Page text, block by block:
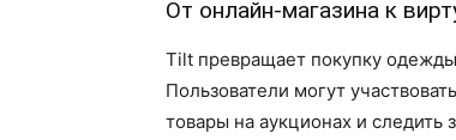
От онлайн-магазина к
Tilt превращает покупку
Пользователи могут
товары на аукционах и